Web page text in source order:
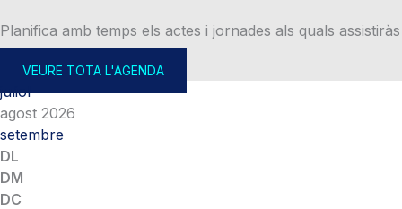
Planifica amb temps els actes i jornades als quals assistiràs
VEURE TOTA L'AGENDA
juliol
agost 2026
setembre
DL
DM
DC